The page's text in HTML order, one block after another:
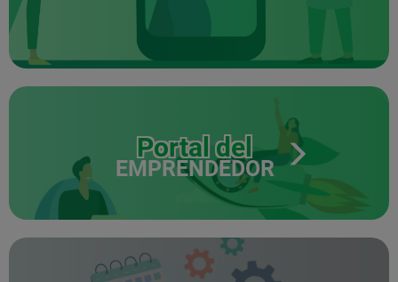
Portal del
EMPRENDEDOR